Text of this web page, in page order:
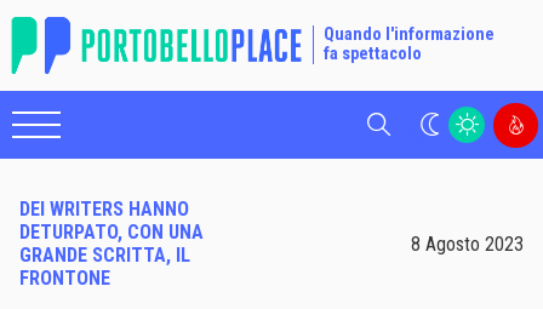
Quando l'informazione
fa spettacolo
Cerca
DEI WRITERS HANNO
DETURPATO, CON UNA
GRANDE SCRITTA, IL
FRONTONE
8 Agosto 2023